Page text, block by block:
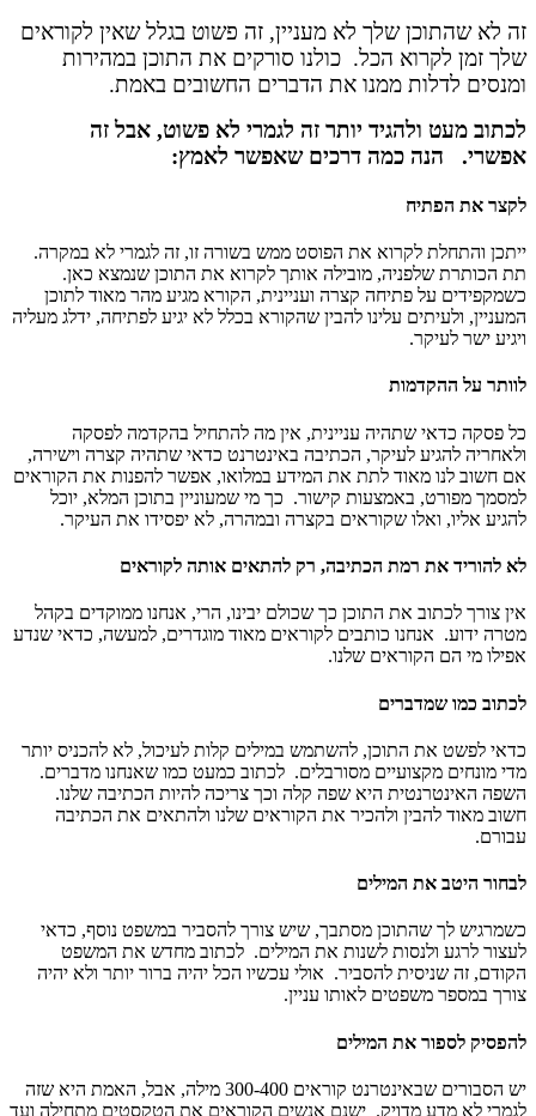
זה לא שהתוכן שלך לא מעניין, זה פשוט בגלל שאין לקוראים
שלך זמן לקרוא הכל. כולנו סורקים את התוכן במהירות
ומנסים לדלות ממנו את הדברים החשובים באמת.
לכתוב מעט ולהגיד יותר זה לגמרי לא פשוט, אבל זה
אפשרי. הנה כמה דרכים שאפשר לאמץ:
לקצר את הפתיח
ייתכן והתחלת לקרוא את הפוסט ממש בשורה זו, זה לגמרי לא במקרה.
תת הכותרת שלפניה, מובילה אותך לקרוא את התוכן שנמצא כאן.
כשמקפידים על פתיחה קצרה ועניינית, הקורא מגיע מהר מאוד לתוכן
המעניין, ולעיתים עלינו להבין שהקורא בכלל לא יגיע לפתיחה, ידלג מעליה
ויגיע ישר לעיקר.
לוותר על ההקדמות
כל פסקה כדאי שתהיה עניינית, אין מה להתחיל בהקדמה לפסקה
ולאחריה להגיע לעיקר, הכתיבה באינטרנט כדאי שתהיה קצרה וישירה,
אם חשוב לנו מאוד לתת את המידע במלואו, אפשר להפנות את הקוראים
למסמך מפורט, באמצעות קישור. כך מי שמעוניין בתוכן המלא, יוכל
להגיע אליו, ואלו שקוראים בקצרה ובמהרה, לא יפסידו את העיקר.
לא להוריד את רמת הכתיבה, רק להתאים אותה לקוראים
אין צורך לכתוב את התוכן כך שכולם יבינו, הרי, אנחנו ממוקדים בקהל
מטרה ידוע. אנחנו כותבים לקוראים מאוד מוגדרים, למעשה, כדאי שנדע
אפילו מי הם הקוראים שלנו.
לכתוב כמו שמדברים
כדאי לפשט את התוכן, להשתמש במילים קלות לעיכול, לא להכניס יותר
מדי מונחים מקצועיים מסורבלים. לכתוב כמעט כמו שאנחנו מדברים.
השפה האינטרנטית היא שפה קלה וכך צריכה להיות הכתיבה שלנו.
חשוב מאוד להבין ולהכיר את הקוראים שלנו ולהתאים את הכתיבה
עבורם.
לבחור היטב את המילים
כשמרגיש לך שהתוכן מסתבך, שיש צורך להסביר במשפט נוסף, כדאי
לעצור לרגע ולנסות לשנות את המילים. לכתוב מחדש את המשפט
הקודם, זה שניסית להסביר. אולי עכשיו הכל יהיה ברור יותר ולא יהיה
צורך במספר משפטים לאותו עניין.
להפסיק לספור את המילים
יש הסבורים שבאינטרנט קוראים 300-400 מילה, אבל, האמת היא שזה
לגמרי לא מדע מדויק. ישנם אנשים הקוראים את הטקסטים מתחילה ועד